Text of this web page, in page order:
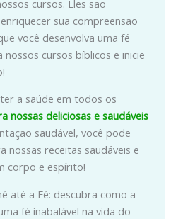
cursos. Eles são
sua compreensão
você desenvolva uma fé
cursos bíblicos e inicie
a saúde em todos os
nossas deliciosas e saudáveis
saudável, você pode
nossas receitas saudáveis e
corpo e espírito!
até a Fé: descubra como a
fé inabalável na vida do